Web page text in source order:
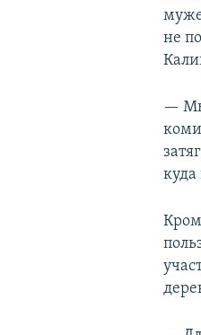
не
— Мы